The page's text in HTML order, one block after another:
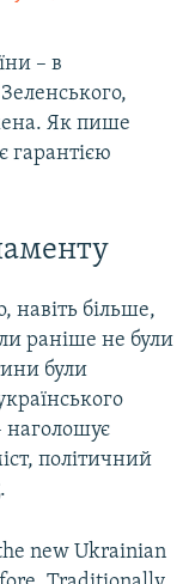
– в
Як пише
гарантією
навіть більше,
раніше не були
були
наголошує
політичний
.
new Ukrainian